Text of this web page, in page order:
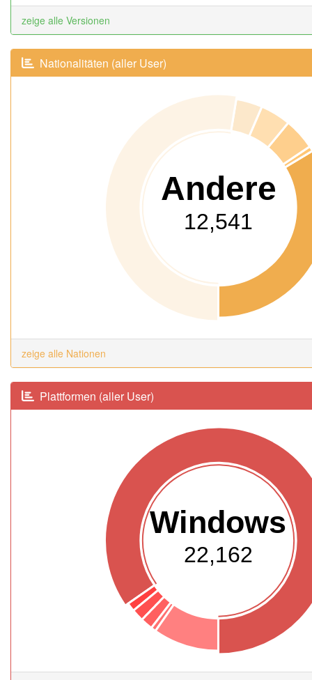
zeige alle Versionen
Nationalitäten (aller User)
Andere
12,541
zeige alle Nationen
Plattformen (aller User)
Windows
22,162